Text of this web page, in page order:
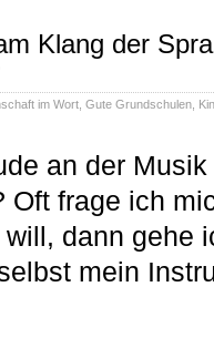
Klang der
im Wort Gute Grundschulen
an der
Oft frage ich
dann gehe
mein